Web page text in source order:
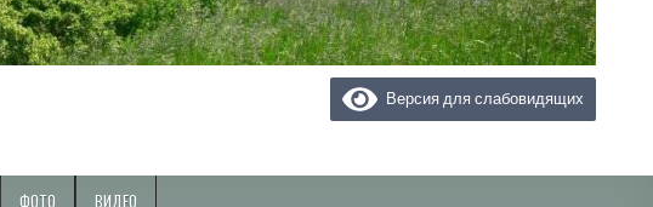
Версия для слабовидящих
ФОТО ВИДЕО